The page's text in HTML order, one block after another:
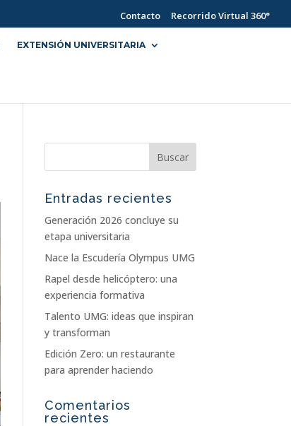
Contacto Recorrido Virtual 360°
EXTENSIÓN UNIVERSITARIA
Entradas recientes
Generación 2026 concluye su
etapa universitaria
Nace la Escudería Olympus UMG
Rapel desde helicóptero: una
experiencia formativa
Talento UMG: ideas que inspiran
y transforman
Edición Zero: un restaurante
para aprender haciendo
Comentarios
recientes